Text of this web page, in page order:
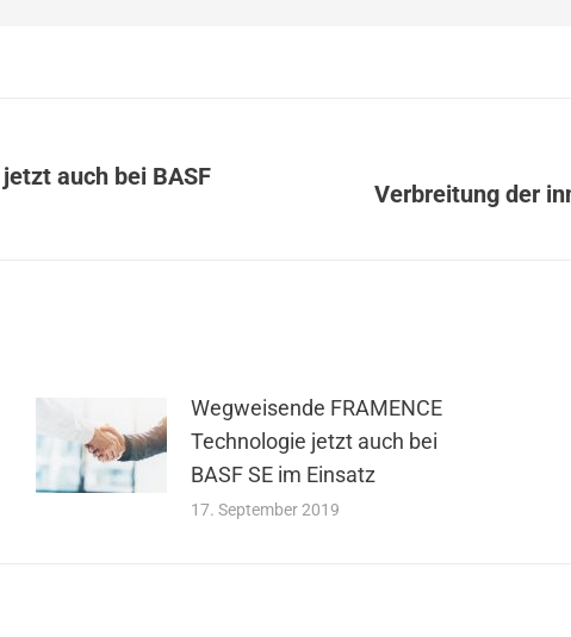
auch bei BASF
NächsterVerbreitung der
Wegweisende FRAMENCE
Technologie jetzt auch bei
BASF SE im Einsatz
17. September 2019